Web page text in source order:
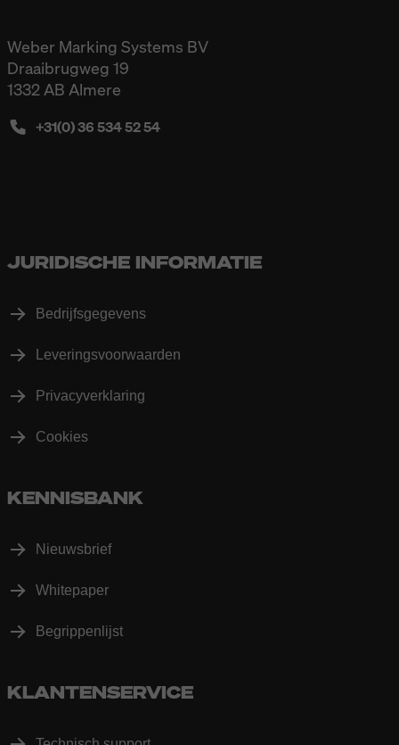
Weber Marking Systems BV
Draaibrugweg 19
1332 AB Almere
+31(0) 36 534 52 54
JURIDISCHE INFORMATIE
Bedrijfsgegevens
Leveringsvoorwaarden
Privacyverklaring
Cookies
KENNISBANK
Nieuwsbrief
Whitepaper
Begrippenlijst
KLANTENSERVICE